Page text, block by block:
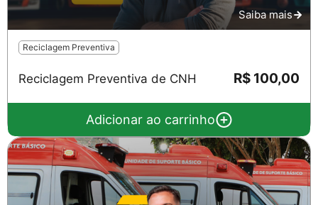
Saiba mais
Reciclagem Preventiva
Reciclagem Preventiva de CNH R$ 100,00
Adicionar ao carrinho